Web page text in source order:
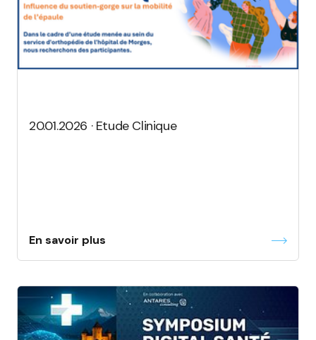
20.01.2026 · Etude Clinique
En savoir plus